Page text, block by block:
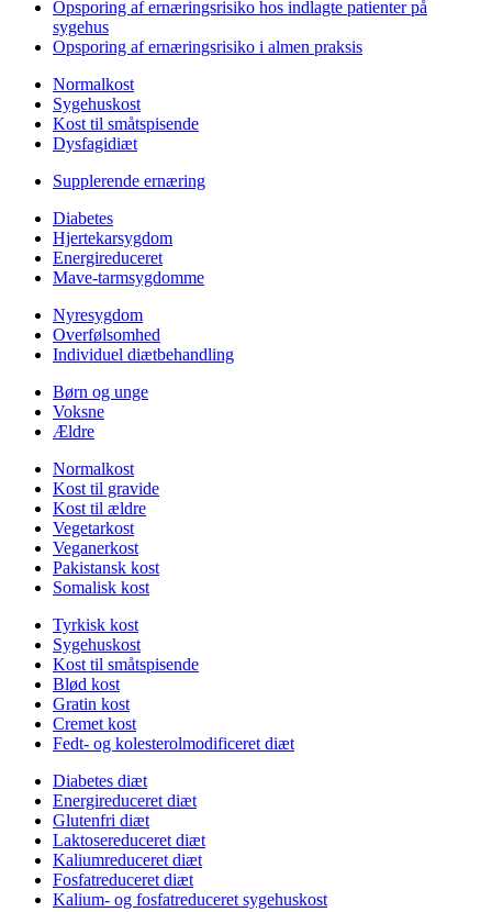
Opsporing af ernæringsrisiko hos indlagte patienter på
sygehus
Opsporing af ernæringsrisiko i almen praksis
Normalkost
Sygehuskost
Kost til småtspisende
Dysfagidiæt
Supplerende ernæring
Diabetes
Hjertekarsygdom
Energireduceret
Mave-tarmsygdomme
Nyresygdom
Overfølsomhed
Individuel diætbehandling
Børn og unge
Voksne
Ældre
Normalkost
Kost til gravide
Kost til ældre
Vegetarkost
Veganerkost
Pakistansk kost
Somalisk kost
Tyrkisk kost
Sygehuskost
Kost til småtspisende
Blød kost
Gratin kost
Cremet kost
Fedt- og kolesterolmodificeret diæt
Diabetes diæt
Energireduceret diæt
Glutenfri diæt
Laktosereduceret diæt
Kaliumreduceret diæt
Fosfatreduceret diæt
Kalium- og fosfatreduceret sygehuskost